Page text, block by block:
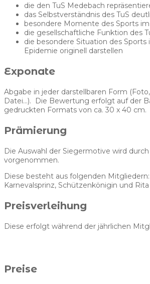
die den TuS Medebach
das Selbstverständnis des TuS
besondere Momente des Sports
die gesellschaftliche Funktion des
die besondere Situation des Sports
Epidemie originell darstellen
Exponate
Abgabe in jeder darstellbaren Form
Datei…). Die Bewertung erfolgt auf der
gedruckten Formats von ca. 30 x 40 cm.
Prämierung
Die Auswahl der Siegermotive wird
vorgenommen.
Diese besteht aus folgenden
Karnevalsprinz, Schützenkönigin und
Preisverleihung
Diese erfolgt während der jährlichen
Preise